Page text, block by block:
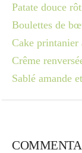
Patate douce
Boulettes de
Cake printanier
Crême
Sablé amande